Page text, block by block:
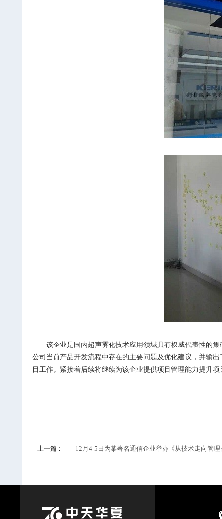
该企业是国内超声雾化技术应用领域具有权威代表性的
公司当前产品开发流程中存在的主要问题及优化建议，并输
目工作。紧接着后续将继续为该企业提供项目管理能力提升
上一篇： 12月4-5日为某著名通信企业举办《从技术走向管理